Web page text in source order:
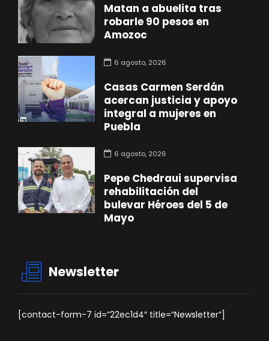
Matan a abuelita tras
robarle 90 pesos en
Amozoc
6 agosto, 2026
Casas Carmen Serdán
acercan justicia y apoyo
integral a mujeres en
Puebla
6 agosto, 2026
Pepe Chedraui supervisa
rehabilitación del
bulevar Héroes del 5 de
Mayo
Newsletter
[contact-form-7 id=”22ec1d4″ title=”Newsletter”]